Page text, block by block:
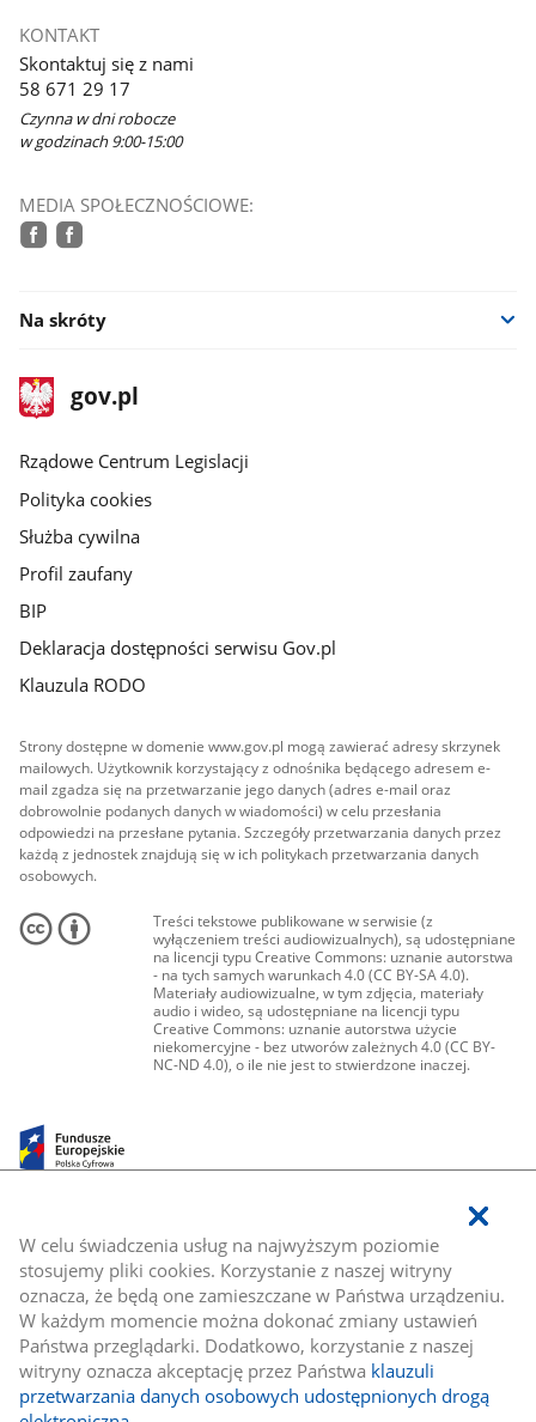
W celu świadczenia usług na najwyższym poziomie
stosujemy pliki cookies. Korzystanie z naszej witryny
oznacza, że będą one zamieszczane w Państwa urządzeniu.
W każdym momencie można dokonać zmiany ustawień
Państwa przeglądarki. Dodatkowo, korzystanie z naszej
witryny oznacza akceptację przez Państwa klauzuli
przetwarzania danych osobowych udostępnionych drogą
nowym
KONTAKT
Skontaktuj się z nami
58 671 29 17
Czynna w dni robocze
w godzinach 9:00-15:00
MEDIA SPOŁECZNOŚCIOWE:
Na skróty
stopka
gov.plStrona
gov.pl
Rządowe Centrum Legislacji
Polityka cookies
Służba cywilna
Profil zaufany
BIP
Deklaracja dostępności serwisu Gov.pl
Klauzula RODO
Strony dostępne w domenie www.gov.pl mogą zawierać adresy skrzynek
mailowych. Użytkownik korzystający z odnośnika będącego adresem e-
mail zgadza się na przetwarzanie jego danych (adres e-mail oraz
dobrowolnie podanych danych w wiadomości) w celu przesłania
odpowiedzi na przesłane pytania. Szczegóły przetwarzania danych przez
każdą z jednostek znajdują się w ich politykach przetwarzania danych
osobowych.
Treści tekstowe publikowane w serwisie (z
wyłączeniem treści audiowizualnych), są udostępniane
na licencji typu Creative Commons: uznanie autorstwa
- na tych samych warunkach 4.0 (CC BY-SA 4.0).
Materiały audiowizualne, w tym zdjęcia, materiały
audio i wideo, są udostępniane na licencji typu
Creative Commons: uznanie autorstwa użycie
niekomercyjne - bez utworów zależnych 4.0 (CC BY-
NC-ND 4.0), o ile nie jest to stwierdzone inaczej.